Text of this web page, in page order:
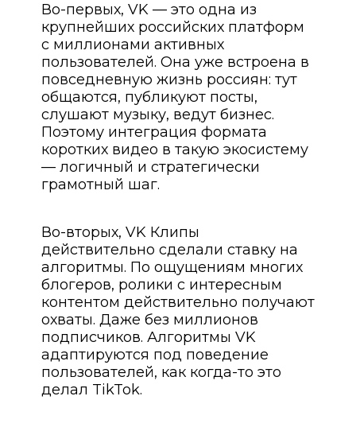
Во-первых, VK — это одна из
крупнейших российских платформ
с миллионами активных
пользователей. Она уже встроена в
повседневную жизнь россиян: тут
общаются, публикуют посты,
слушают музыку, ведут бизнес.
Поэтому интеграция формата
коротких видео в такую экосистему
— логичный и стратегически
грамотный шаг.
Во-вторых, VK Клипы
действительно сделали ставку на
алгоритмы. По ощущениям многих
блогеров, ролики с интересным
контентом действительно получают
охваты. Даже без миллионов
подписчиков. Алгоритмы VK
адаптируются под поведение
пользователей, как когда-то это
делал TikTok.